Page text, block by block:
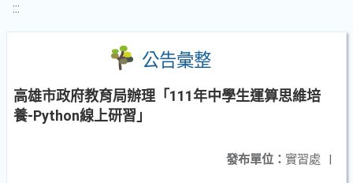
:::
公告彙整
高雄市政府教育局辦理「111年中學生運算思維培
養-Python線上研習」
發布單位： 實習處 |